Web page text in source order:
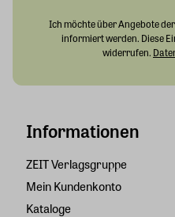
Informationen
ZEIT Verlagsgruppe
Mein Kundenkonto
Kataloge
Ich möchte über Angebote der
informiert werden. Diese
widerrufen.